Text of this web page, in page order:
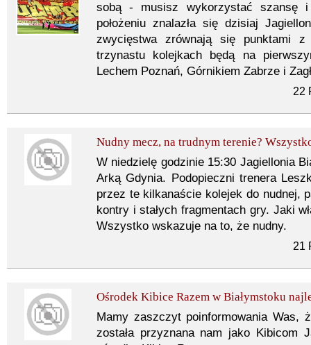
sobą - musisz wykorzystać szansę
położeniu znalazła się dzisiaj
zwycięstwa zrównają się punktami
trzynastu kolejkach będą na
Lechem Poznań, Górnikiem Zabrze i
22
Nudny mecz, na trudnym terenie?
W niedzielę godzinie 15:30 Jagiellonia
Arką Gdynia. Podopieczni trenera
przez te kilkanaście kolejek do nudnej,
kontry i stałych fragmentach gry. Jaki
Wszystko wskazuje na to, że nudny.
21
Ośrodek Kibice Razem w Białymstoku
Mamy zaszczyt poinformowania Was,
została przyznana nam jako Kibicom